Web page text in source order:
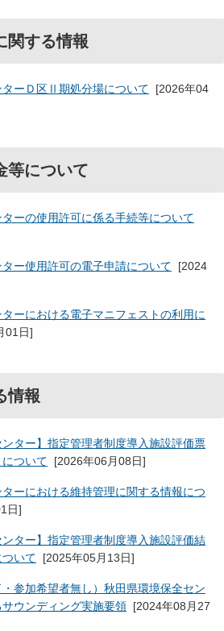
関する情報
ーＤ区Ⅱ期処分場について [2026年04
等について
ーの使用許可に係る手続等について
ー使用許可の電子申請について [2024
ーにおける電子マニフェストの利用に
01日]
情報
ンター】指定管理者制度導入施設評価票
ついて [2026年06月08日]
ーにおける維持管理に関する情報につ
日]
ンター】指定管理者制度導入施設評価結
いて [2025年05月13日]
・参加希望者無し）秋田県環境保全セン
ウンディング実施要領 [2024年08月27